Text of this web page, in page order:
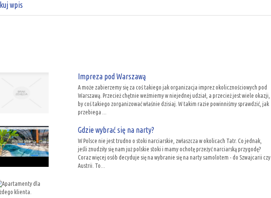
wpis
Impreza pod Warszawą
A może zabierzemy się za coś takiego jak organizacja imprez okolicznościowych pod
Warszawą. Przecież chętnie weźmiemy w niejednej udział, a przecież jest wiele okazji,
by coś takiego zorganizować właśnie dzisiaj. W takim razie powinniśmy sprawdzić, jak
przebiega ...
Gdzie wybrać się na narty?
W Polsce nie jest trudno o stoki narciarskie, zwłaszcza w okolicach Tatr. Co jednak,
jeśli znudziły się nam już polskie stoki i mamy ochotę przeżyć narciarską przygodę?
Coraz więcej osób decyduje się na wybranie się na narty samolotem - do Szwajcarii czy
Austrii. To...